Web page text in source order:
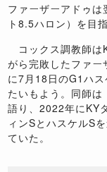
ファーザーアドゥ
ト8.5ハロン）を目
コックス調教師は
がら完敗したファー
に7月18日のG1ハ
たいもよう。同師は
語り、2022年にKY
ィンSとハスケルS
ていた。